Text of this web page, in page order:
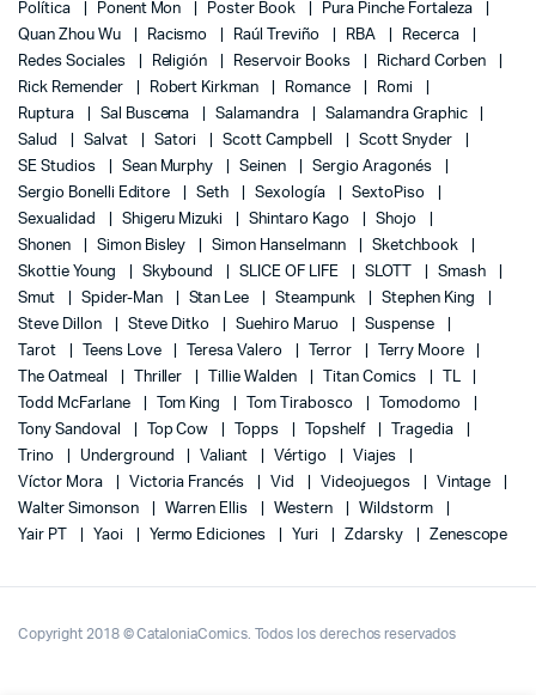
Política
Ponent Mon Poster Book
Pura Pinche Fortaleza
Quan Zhou Wu
Racismo Raúl Treviño RBA
Recerca
Redes Sociales
Religión Reservoir Books
Richard Corben
Rick Remender
Robert Kirkman Romance
Romi
Ruptura
Sal Buscema Salamandra
Salamandra Graphic
Salud
Salvat Satori Scott Campbell
Scott Snyder
SE Studios
Sean Murphy Seinen
Sergio Aragonés
Sergio Bonelli Editore
Seth Sexología
SextoPiso
Sexualidad
Shigeru Mizuki Shintaro Kago
Shojo
Shonen
Simon Bisley Simon Hanselmann
Sketchbook
Skottie Young
Skybound SLICE OF LIFE SLOTT
Smash
Smut
Spider-Man Stan Lee Steampunk
Stephen King
Steve Dillon
Steve Ditko Suehiro Maruo
Suspense
Tarot
Teens Love Teresa Valero Terror
Terry Moore
The Oatmeal
Thriller Tillie Walden Titan Comics
TL
Todd McFarlane
Tom King Tom Tirabosco
Tomodomo
Tony Sandoval
Top Cow Topps Topshelf
Tragedia
Trino
Underground Valiant Vértigo
Viajes
Víctor Mora
Victoria Francés Vid Videojuegos
Vintage
Walter Simonson
Warren Ellis Western
Wildstorm
Yair PT
Yaoi Yermo Ediciones Yuri Zdarsky Zenescope
Copyright 2018 © CataloniaComics. Todos los derechos reservados